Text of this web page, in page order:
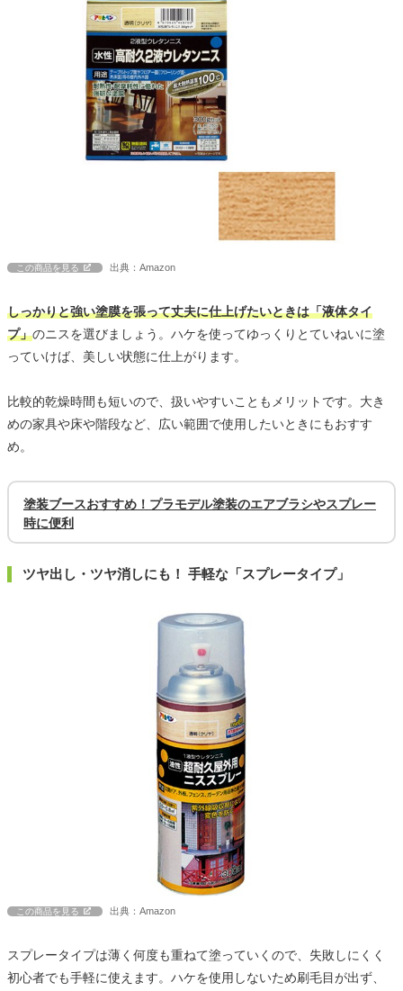
この商品を見る 出典：Amazon
しっかりと強い塗膜を張って丈夫に仕上げたいときは「液体タイ
プ」のニスを選びましょう。ハケを使ってゆっくりとていねいに塗
っていけば、美しい状態に仕上がります。
比較的乾燥時間も短いので、扱いやすいこともメリットです。大き
めの家具や床や階段など、広い範囲で使用したいときにもおすす
め。
塗装ブースおすすめ！プラモデル塗装のエアブラシやスプレー
時に便利
ツヤ出し・ツヤ消しにも！ 手軽な「スプレータイプ」
この商品を見る 出典：Amazon
スプレータイプは薄く何度も重ねて塗っていくので、失敗しにくく
初心者でも手軽に使えます。ハケを使用しないため刷毛目が出ず、